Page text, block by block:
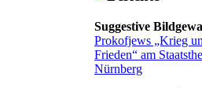
Suggestive
Prokofjews „Krieg
Frieden“ am
Nürnberg